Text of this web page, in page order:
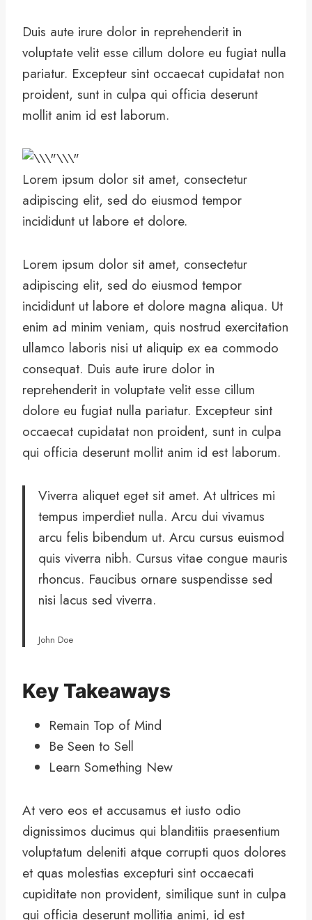
Duis aute irure dolor in reprehenderit in
voluptate velit esse cillum dolore eu fugiat nulla
pariatur. Excepteur sint occaecat cupidatat non
proident, sunt in culpa qui officia deserunt
mollit anim id est laborum.
Lorem ipsum dolor sit amet, consectetur
adipiscing elit, sed do eiusmod tempor
incididunt ut labore et dolore.
Lorem ipsum dolor sit amet, consectetur
adipiscing elit, sed do eiusmod tempor
incididunt ut labore et dolore magna aliqua. Ut
enim ad minim veniam, quis nostrud exercitation
ullamco laboris nisi ut aliquip ex ea commodo
consequat. Duis aute irure dolor in
reprehenderit in voluptate velit esse cillum
dolore eu fugiat nulla pariatur. Excepteur sint
occaecat cupidatat non proident, sunt in culpa
qui officia deserunt mollit anim id est laborum.
Viverra aliquet eget sit amet. At ultrices mi
tempus imperdiet nulla. Arcu dui vivamus
arcu felis bibendum ut. Arcu cursus euismod
quis viverra nibh. Cursus vitae congue mauris
rhoncus. Faucibus ornare suspendisse sed
nisi lacus sed viverra.
John Doe
Key Takeaways
Remain Top of Mind
Be Seen to Sell
Learn Something New
At vero eos et accusamus et iusto odio
dignissimos ducimus qui blanditiis praesentium
voluptatum deleniti atque corrupti quos dolores
et quas molestias excepturi sint occaecati
cupiditate non provident, similique sunt in culpa
qui officia deserunt mollitia animi, id est